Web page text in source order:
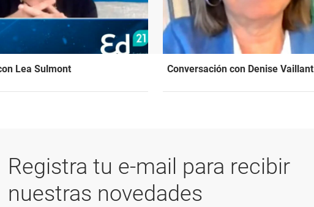
Lea Sulmont Conversación con Denise Vaillant
Registra tu e-mail para recibir
nuestras novedades